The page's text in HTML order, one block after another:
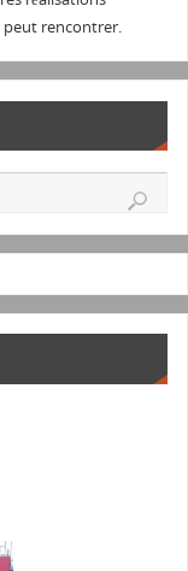
peut rencontrer.